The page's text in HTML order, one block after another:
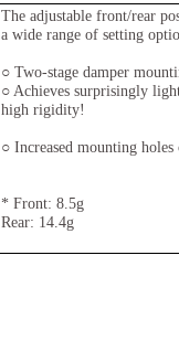
The adjustable front/rear
a wide range of setting
○ Two-stage damper
○ Achieves surprisingly
high rigidity!
○ Increased mounting
* Front: 8.5g
Rear: 14.4g